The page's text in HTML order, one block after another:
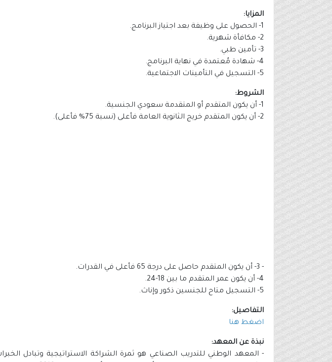
المزايا:
1- الحصول على وظيفة بعد اجتياز البرنامج.
2- مكافأة شهرية.
3- تأمين طبي.
4- شهادة مُعتمدة في نهاية البرنامج.
5- التسجيل في التأمينات الاجتماعية.
الشروط:
1- أن يكون المتقدم أو المتقدمة سعودي الجنسية.
2- أن يكون المتقدم خريج الثانوية العامة فأعلى (نسبة 75% فأعلى).
- 3- أن يكون المتقدم حاصل على درجة 65 فأعلى في القدرات.
4- أن يكون عمر المتقدم ما بين 18-24.
5- التسجيل متاح للجنسين ذكور وإناث.
التفاصيل:
اضغط هنا
نبذة عن المعهد:
- ​المعهد الوطني للتدريب الصناعي هو ثمرة الشراكة الاستراتيجية وتبادل